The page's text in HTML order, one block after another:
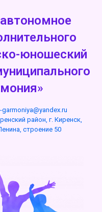
юношеский
garmoniya@yandex.ru
район, г. Киренск,
строение 50